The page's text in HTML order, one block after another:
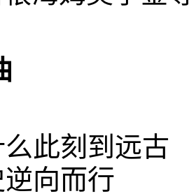
刻到远古
向而行